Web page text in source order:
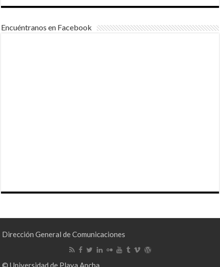
Encuéntranos en Facebook
Dirección General de Comunicaciones
© Universidad de Playa Ancha